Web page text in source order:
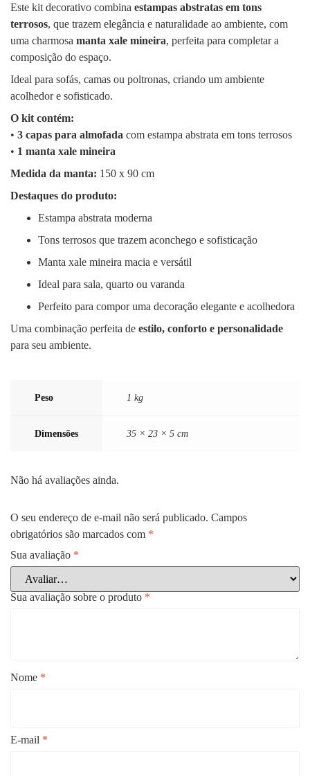
Este kit decorativo combina estampas abstratas em tons
terrosos, que trazem elegância e naturalidade ao ambiente, com
uma charmosa manta xale mineira, perfeita para completar a
composição do espaço.
Ideal para sofás, camas ou poltronas, criando um ambiente
acolhedor e sofisticado.
O kit contém:
• 3 capas para almofada com estampa abstrata em tons terrosos
• 1 manta xale mineira
Medida da manta: 150 x 90 cm
Destaques do produto:
Estampa abstrata moderna
Tons terrosos que trazem aconchego e sofisticação
Manta xale mineira macia e versátil
Ideal para sala, quarto ou varanda
Perfeito para compor uma decoração elegante e acolhedora
Uma combinação perfeita de estilo, conforto e personalidade
para seu ambiente.
Peso 1 kg
Dimensões 35 × 23 × 5 cm
Não há avaliações ainda.
O seu endereço de e-mail não será publicado. Campos
obrigatórios são marcados com *
Sua avaliação *
Sua avaliação sobre o produto *
Nome *
E-mail *